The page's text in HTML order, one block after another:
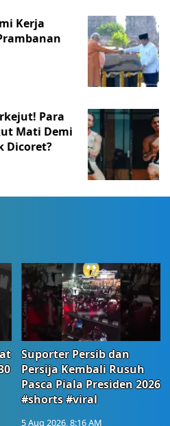
Kerja
Para
Mati Demi
Dicoret?
Suporter Persib dan
Persija Kembali Rusuh
Pasca Piala Presiden 2026
#shorts #viral
5 Aug 2026, 8:16 AM